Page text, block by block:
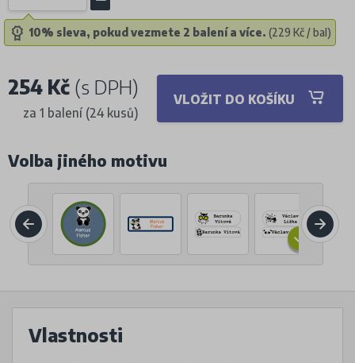
10% sleva, pokud vezmete 2 balení a více. (229 Kč / bal)
254 Kč (s DPH)
za 1 balení (24 kusů)
VLOŽIT DO KOŠÍKU
Volba jiného motivu
Vlastnosti